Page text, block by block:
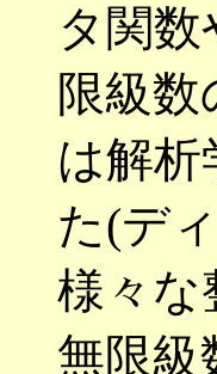
タ関
限級
は解
た(デ
様々な
無限級